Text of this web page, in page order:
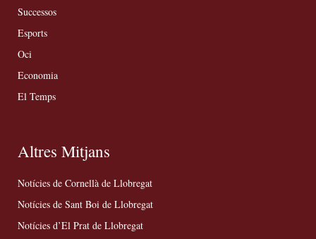
Successos
Esports
Oci
Economia
El Temps
Altres Mitjans
Notícies de Cornellà de Llobregat
Notícies de Sant Boi de Llobregat
Notícies d’El Prat de Llobregat